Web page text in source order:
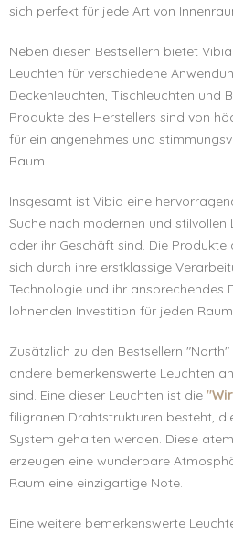
sich perfekt für jede Art von
Neben diesen Bestsellern bietet
Leuchten für verschiedene
Deckenleuchten, Tischleuchten und
Produkte des Herstellers sind von
für ein angenehmes und
Raum.
Insgesamt ist Vibia eine
Suche nach modernen und stilvollen
oder ihr Geschäft sind. Die Produkte
sich durch ihre erstklassige
Technologie und ihr ansprechendes
lohnenden Investition für jeden
Zusätzlich zu den Bestsellern
andere bemerkenswerte Leuchten
sind. Eine dieser Leuchten ist die
filigranen Drahtstrukturen besteht,
System gehalten werden. Diese
erzeugen eine wunderbare
Raum eine einzigartige Note.
Eine weitere bemerkenswerte